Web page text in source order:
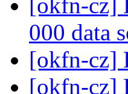
[okfn-cz]
000 data
[okfn-cz]
[okfn-cz]